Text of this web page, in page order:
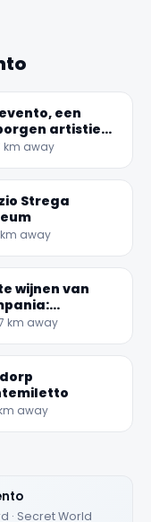
een
artistieke
km away
Strega
km away
wijnen van
del
km away
km away
· Secret World
✕